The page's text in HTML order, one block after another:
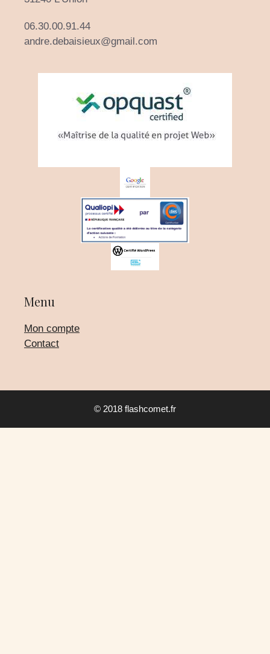
06.30.00.91.44
andre.debaisieux@gmail.com
Menu
Mon compte
Contact
© 2018 flashcomet.fr